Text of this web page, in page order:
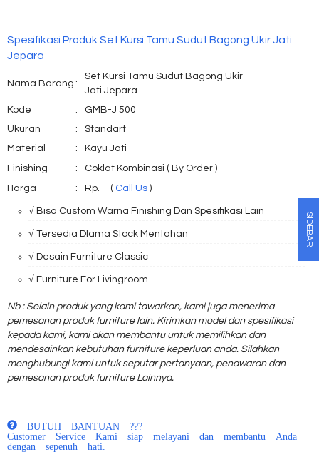
Spesifikasi Produk Set Kursi Tamu Sudut Bagong Ukir Jati
Jepara
Nama Barang :
Set Kursi Tamu Sudut Bagong Ukir
Jati Jepara
Kode
:
GMB-J 500
Ukuran
:
Standart
Material
:
Kayu Jati
Finishing
:
Coklat Kombinasi ( By Order )
Harga
: Rp. – ( Call Us )
√ Bisa Custom Warna Finishing Dan Spesifikasi Lain
√ Tersedia Dlama Stock Mentahan
√ Desain Furniture Classic
√ Furniture For Livingroom
Nb : Selain produk yang kami tawarkan, kami juga menerima
pemesanan produk furniture lain. Kirimkan model dan spesifikasi
kepada kami, kami akan membantu untuk memilihkan dan
mendesainkan kebutuhan furniture keperluan anda. Silahkan
menghubungi kami untuk seputar pertanyaan, penawaran dan
pemesanan produk furniture Lainnya.
BUTUH BANTUAN ???
Customer Service Kami siap melayani dan membantu Anda
dengan sepenuh hati.
SIDEBAR